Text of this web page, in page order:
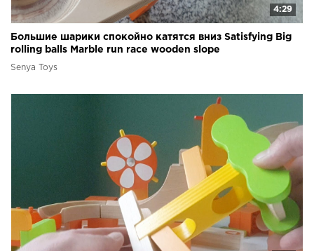
4:29
Большие шарики спокойно катятся вниз Satisfying Big
rolling balls Marble run race wooden slope
Senya Toys